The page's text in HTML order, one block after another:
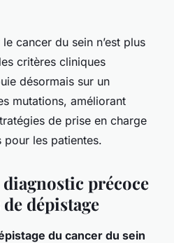
cancer du sein n’est plus
critères cliniques
désormais sur un
mutations, améliorant
de prise en charge
les patientes.
précoce
dépistage
du cancer du sein